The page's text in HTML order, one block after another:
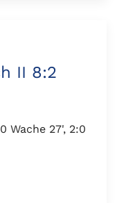
II 8:2
Wache 27', 2:0